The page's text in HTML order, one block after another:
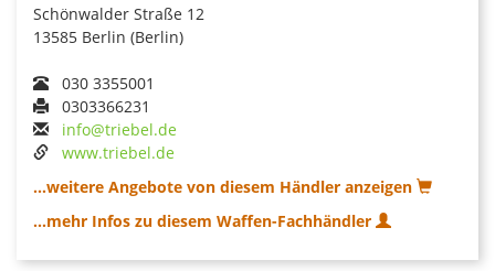
Schönwalder Straße 12
13585 Berlin (Berlin)
030 3355001
0303366231
info@triebel.de
www.triebel.de
...weitere Angebote von diesem Händler anzeigen
...mehr Infos zu diesem Waffen-Fachhändler